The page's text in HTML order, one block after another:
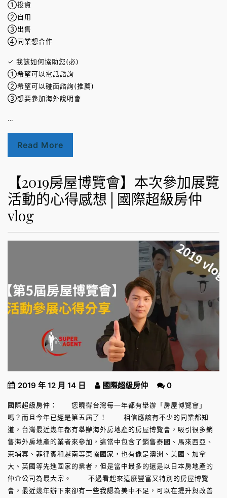
①投資
②自用
③出售
④同業想合作
✓ 我該如何協助您(必)
①希望可以電話諮詢
②希望可以碰面諮詢(推薦)
③想要參加海外說明會
…
Read More
【2019房屋博覽會】本次參加展覽
活動的心得感想│國際超級房仲
vlog
2019 年 12 月 14 日 國際超級房仲 0
國際超級房仲： 您曉得台灣每一年都有舉辦「房屋博覽會」
嗎？而且今年已經是第五屆了！ 相信應該有不少的同業都知
道，台灣最近幾年都有舉辦海外房地產的房屋博覽會，吸引很多銷
售海外房地產的業者來參加，這當中包含了銷售泰國、馬來西亞、
柬埔寨、菲律賓和越南等東協國家，也有像是澳洲、美國、加拿
大、英國等先進國家的業者，但是當中最多的還是以日本房地產的
仲介公司為最大宗。 不過看起來這麼豐富又特別的房屋博覽
會，最近幾年辦下來卻有一些我認為美中不足，可以在提升與改善